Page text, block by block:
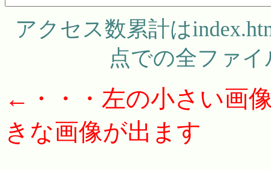
アクセス数累計は
点での全ファイ
←・・・左の小さい画
きな画像が出ます